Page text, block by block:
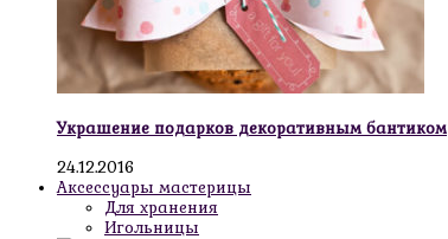
Украшение подарков декоративным бантиком
24.12.2016
Аксессуары мастерицы
Для хранения
Игольницы